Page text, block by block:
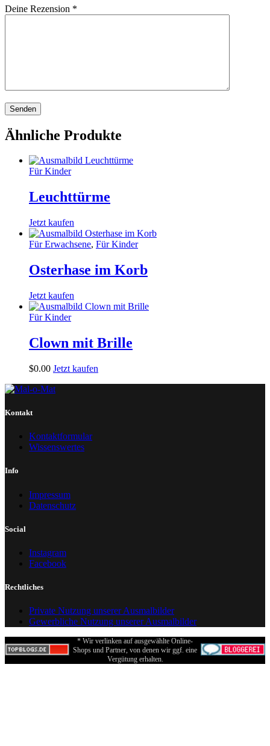
Deine Rezension *
Ähnliche Produkte
Für Kinder
Leuchttürme
Jetzt kaufen
Für Erwachsene, Für Kinder
Osterhase im Korb
Jetzt kaufen
Für Kinder
Clown mit Brille
$0.00 Jetzt kaufen
Kontakt
Kontaktformular
Wissenswertes
Info
Impressum
Datenschutz
Social
Instagram
Facebook
Rechtliches
Private Nutzung unserer Ausmalbilder
Gewerbliche Nutzung unserer Ausmalbilder
* Wir verlinken auf ausgewählte Online-
Shops und Partner, von denen wir ggf. eine
Vergütung erhalten.